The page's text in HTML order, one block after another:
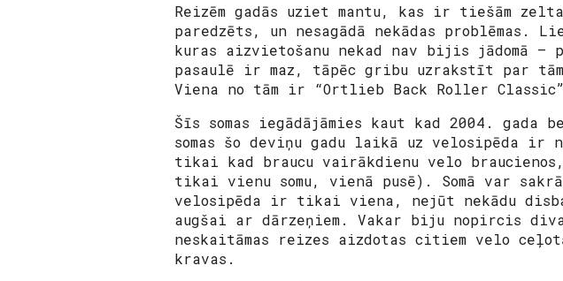
Reizēm gadās uziet mantu, kas ir tiešām
paredzēts, un nesagādā nekādas
kuras aizvietošanu nekad nav bijis jādomā
pasaulē ir maz, tāpēc gribu uzrakstīt par
Viena no tām ir “Ortlieb Back Roller Classic”
Šīs somas iegādājāmies kaut kad 2004.
somas šo deviņu gadu laikā uz velosipēda ir
tikai kad braucu vairākdienu velo
tikai vienu somu, vienā pusē). Somā var
velosipēda ir tikai viena, nejūt nekādu
augšai ar dārzeņiem. Vakar biju nopircis
neskaitāmas reizes aizdotas citiem velo
kravas.